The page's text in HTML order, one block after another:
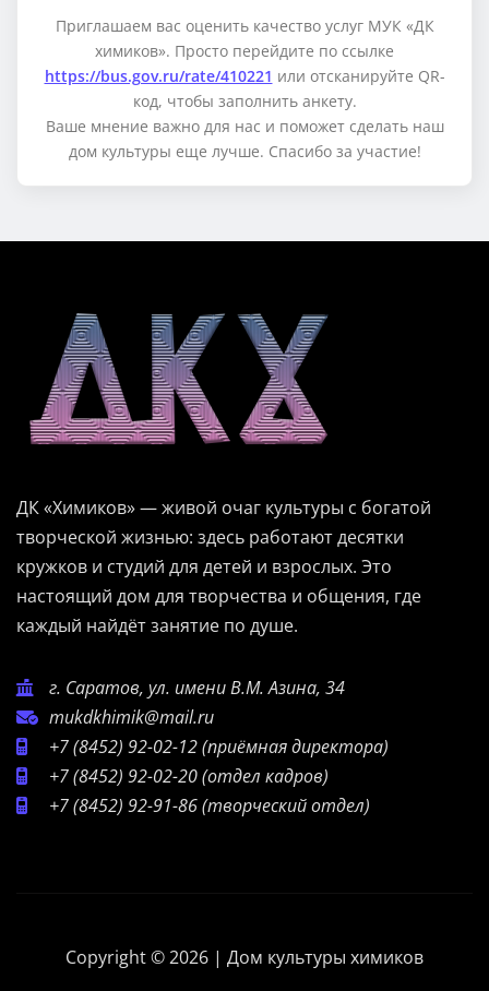
Приглашаем вас оценить качество услуг МУК «ДК
химиков». Просто перейдите по ссылке
https://bus.gov.ru/rate/410221 или отсканируйте QR-
код, чтобы заполнить анкету.
Ваше мнение важно для нас и поможет сделать наш
дом культуры еще лучше. Спасибо за участие!
ДК «Химиков» — живой очаг культуры с богатой
творческой жизнью: здесь работают десятки
кружков и студий для детей и взрослых. Это
настоящий дом для творчества и общения, где
каждый найдёт занятие по душе.
г. Саратов, ул. имени В.М. Азина, 34
mukdkhimik@mail.ru
+7 (8452) 92-02-12(приёмная директора)
+7 (8452) 92-02-20(отдел кадров)
+7 (8452) 92-91-86(творческий отдел)
Copyright © 2026 | Дом культуры химиков